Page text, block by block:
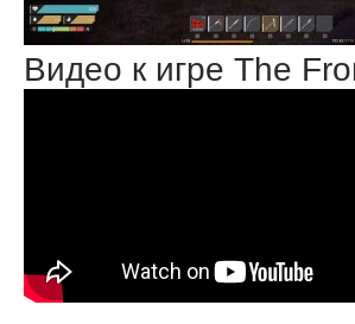
Видео к игре The